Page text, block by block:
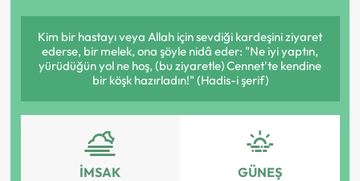
Kim bir hastayı veya Allah için sevdiği kardeşini ziyaret
ederse, bir melek, ona şöyle nidâ eder: "Ne iyi yaptın,
yürüdüğün yol ne hoş, (bu ziyaretle) Cennet'te kendine
bir köşk hazırladın!" (Hadis-i şerif)
İMSAK GÜNEŞ